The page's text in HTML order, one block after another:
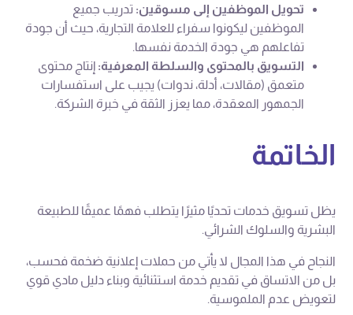
تحويل الموظفين إلى مسوقين: تدريب جميع
الموظفين ليكونوا سفراء للعلامة التجارية، حيث أن جودة
تفاعلهم هي جودة الخدمة نفسها.
التسويق بالمحتوى والسلطة المعرفية: إنتاج محتوى
متعمق (مقالات، أدلة، ندوات) يجيب على استفسارات
الجمهور المعقدة، مما يعزز الثقة في خبرة الشركة.
الخاتمة
يظل تسويق خدمات تحديًا مثيرًا يتطلب فهمًا عميقًا للطبيعة
البشرية والسلوك الشرائي.
النجاح في هذا المجال لا يأتي من حملات إعلانية ضخمة فحسب،
بل من الاتساق في تقديم خدمة استثنائية وبناء دليل مادي قوي
لتعويض عدم الملموسية.